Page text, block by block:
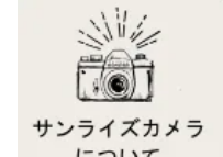
Carl Zeiss（カールツァイ
Mamiya（マミヤ）
M645,二眼レフ
Plaubel（プラウベル）
CY（ヤシカコンタックス）
M（ライカ）
R（ライカ）